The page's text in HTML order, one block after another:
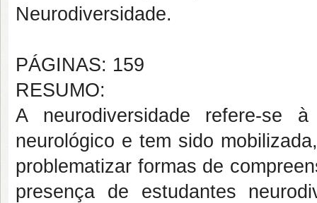
Neurodiversidade.
PÁGINAS: 159
RESUMO:
A neurodiversidade refere-se
neurológico e tem sido
problematizar formas de
presença de estudantes